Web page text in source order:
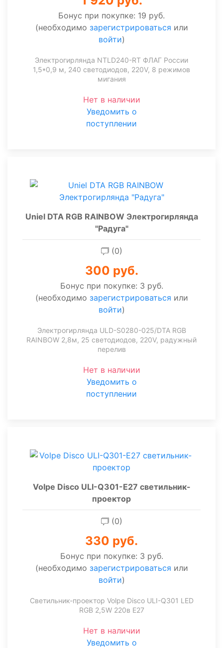
Бонус при покупке: 19 руб.
(необходимо зарегистрироваться или
войти)
Электрогирлянда NTLD240-RT ФЛАГ России
1,5*0,9 м, 240 светодиодов, 220V, 8 режимов
мигания
Нет в наличии
Уведомить о
поступлении
Uniel DTA RGB RAINBOW Электрогирлянда
"Радуга"
(0)
300 руб.
Бонус при покупке: 3 руб.
(необходимо зарегистрироваться или
войти)
Электрогирлянда ULD-S0280-025/DTA RGB
RAINBOW 2,8м, 25 светодиодов, 220V, радужный
перелив
Нет в наличии
Уведомить о
поступлении
Volpe Disco ULI-Q301-E27 светильник-
проектор
(0)
330 руб.
Бонус при покупке: 3 руб.
(необходимо зарегистрироваться или
войти)
Светильник-проектор Volpe Disco ULI-Q301 LED
RGB 2,5W 220в E27
Нет в наличии
Уведомить о